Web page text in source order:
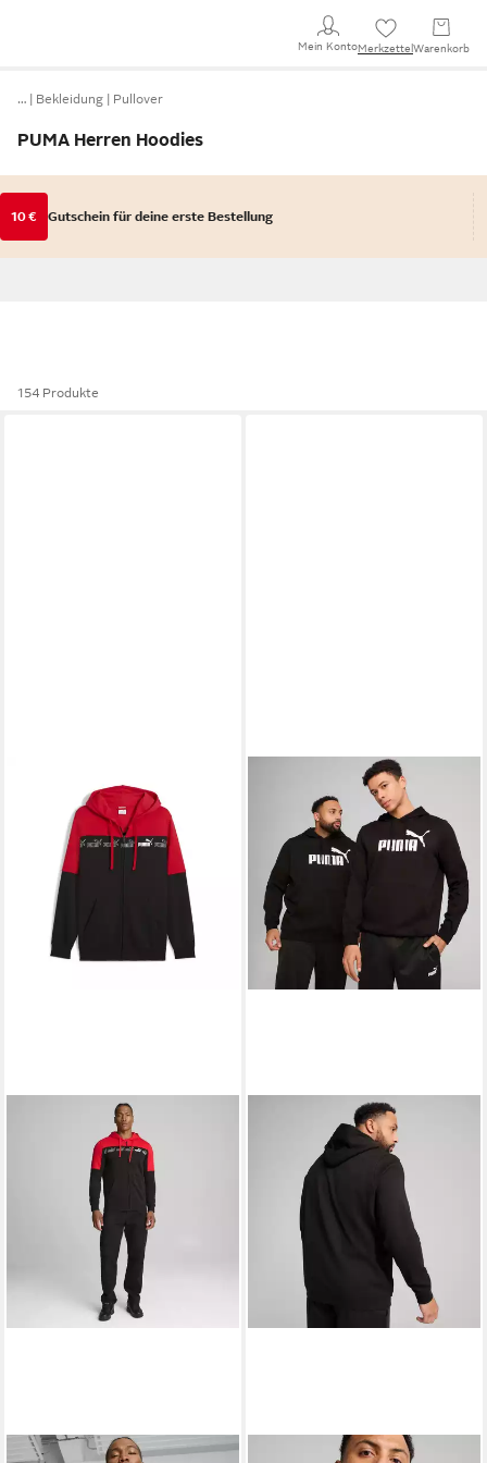
Mein KontoMerkzettel Warenkorb
… Bekleidung Pullover
PUMA Herren Hoodies
10 € Gutschein für deine erste Bestellung
154 Produkte